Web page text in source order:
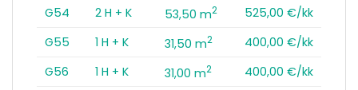
G54
2 H + K 53,50 m2
525,00 €/kk
G55
1 H + K 31,50 m2
400,00 €/kk
G56
1 H + K 31,00 m2
400,00 €/kk